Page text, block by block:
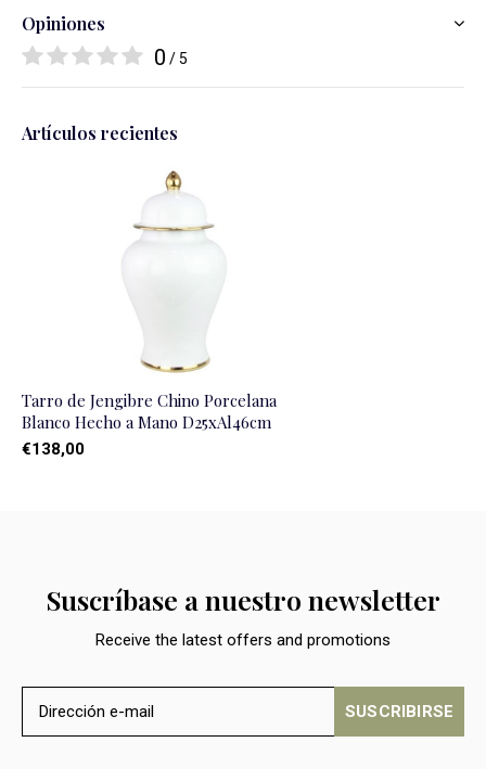
Opiniones
0 / 5
Artículos recientes
Tarro de Jengibre Chino Porcelana
Blanco Hecho a Mano D25xAl46cm
€138,00
Suscríbase a nuestro newsletter
Receive the latest offers and promotions
SUSCRIBIRSE